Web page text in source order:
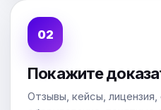
Покажите
Отзывы, кейсы,